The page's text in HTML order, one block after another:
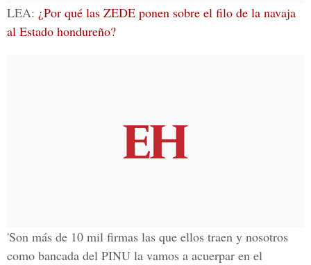
LEA: ¿Por qué las ZEDE ponen sobre el filo de la navaja
al Estado hondureño?
'Son más de 10 mil firmas las que ellos traen y nosotros
como bancada del PINU la vamos a acuerpar en el